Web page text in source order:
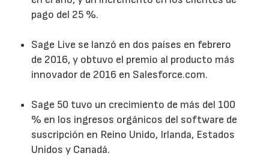
pago del 25 %.
Sage Live se lanzó en dos países en febrero
de 2016, y obtuvo el premio al producto más
innovador de 2016 en Salesforce.com.
Sage 50 tuvo un crecimiento de más del 100
% en los ingresos orgánicos del software de
suscripción en Reino Unido, Irlanda, Estados
Unidos y Canadá.